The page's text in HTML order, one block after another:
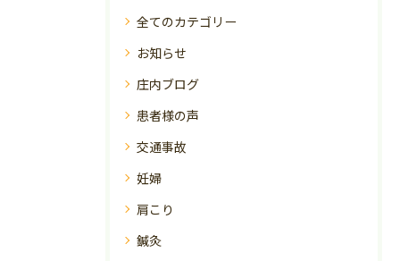
全てのカテゴリー
お知らせ
庄内ブログ
患者様の声
交通事故
妊婦
肩こり
鍼灸